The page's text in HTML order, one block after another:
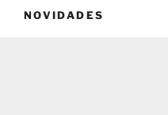
NOVIDADES